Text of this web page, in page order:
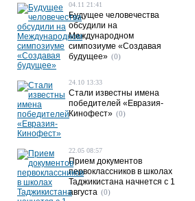
04.11 21:41
Будущее человечества
обсудили на
Международном
симпозиуме «Создавая
будущее» (0)
24.10 13:33
Стали известны имена
победителей «Евразия-
Кинофест» (0)
22.05 08:57
Прием документов
первоклассников в школах
Таджикистана начнется с 1
августа (0)